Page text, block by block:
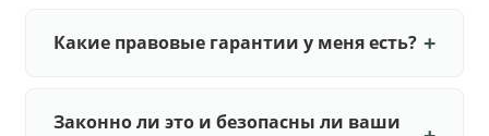
Какие правовые гарантии у меня есть?
Законно ли это и безопасны ли ваши